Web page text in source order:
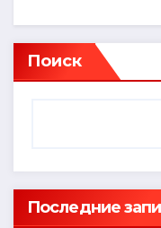
n
o
kl
ni
ki
at
s
A
er
Поиск
Последние